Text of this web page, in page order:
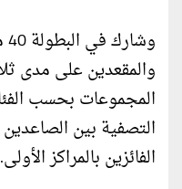
والمقعدين على مدى
المجموعات بحسب
التصفية بين الصاعدين
الفائزين بالمراكز الأولى.